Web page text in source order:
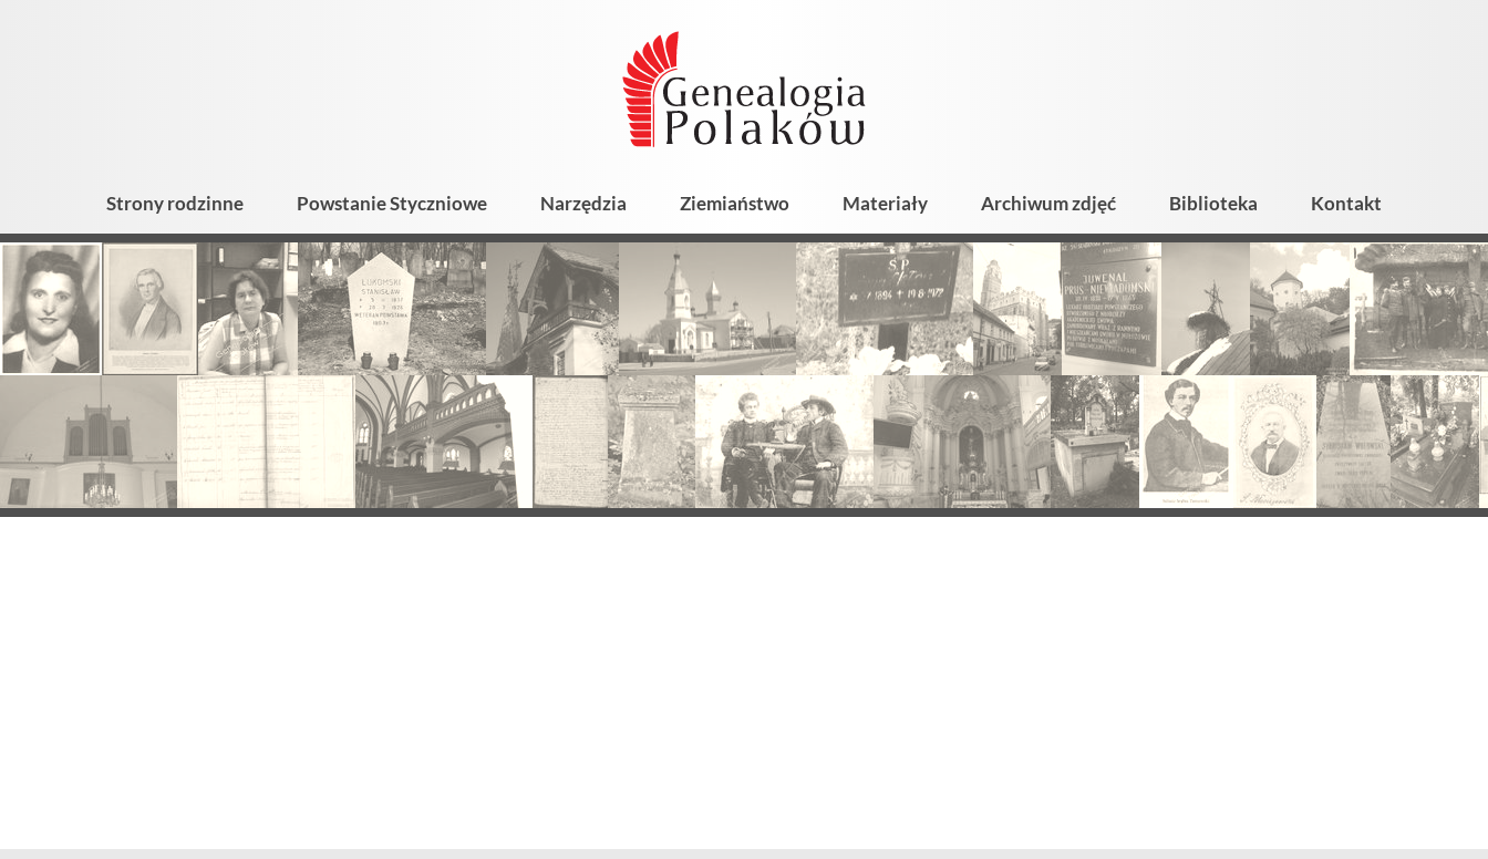
Strony rodzinne Powstanie Styczniowe Narzędzia Ziemiaństwo Materiały Archiwum zdjęć Biblioteka Kontakt